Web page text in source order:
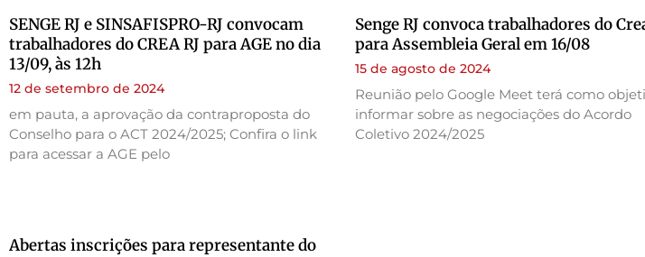
SENGE RJ e SINSAFISPRO-RJ convocam
trabalhadores do CREA RJ para AGE no dia
13/09, às 12h
12 de setembro de 2024
em pauta, a aprovação da contraproposta do
Conselho para o ACT 2024/2025; Confira o link
para acessar a AGE pelo
Senge RJ convoca trabalhadores do
para Assembleia Geral em 16/08
15 de agosto de 2024
Reunião pelo Google Meet terá como
informar sobre as negociações do Acordo
Coletivo 2024/2025
Abertas inscrições para representante do